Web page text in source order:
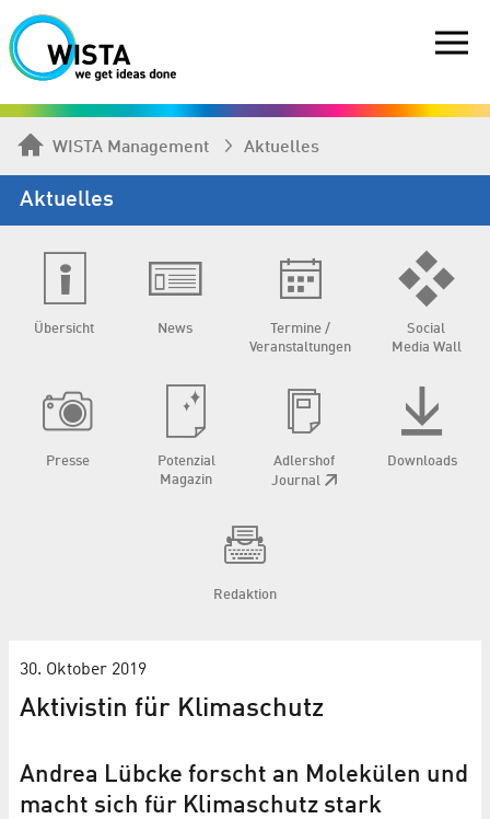
WISTA Management Aktuelles
Aktuelles
Übersicht News
Termine /
Veranstaltungen
Social
Media Wall
Presse
Potenzial
Magazin
Adlershof
Journal
Downloads
Redaktion
30. Oktober 2019
Aktivistin für Klimaschutz
Andrea Lübcke forscht an Molekülen und
macht sich für Klimaschutz stark